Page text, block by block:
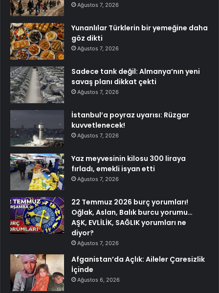
Ağustos 7, 2026
Yunanlılar Türklerin bir yemeğine daha
göz dikti
Ağustos 7, 2026
Sadece tank değil: Almanya’nın yeni
savaş planı dikkat çekti
Ağustos 7, 2026
İstanbul’a poyraz uyarısı: Rüzgar
kuvvetlenecek!
Ağustos 7, 2026
Yaz meyvesinin kilosu 300 liraya
fırladı, emekli isyan etti
Ağustos 7, 2026
22 Temmuz 2026 burç yorumları!
Oğlak, Aslan, Balık burcu yorumu…
AŞK, EVLİLİK, SAĞLIK yorumları ne
diyor?
Ağustos 7, 2026
Afganistan’da Açlık: Aileler Çaresizlik
İçinde
Ağustos 6, 2026